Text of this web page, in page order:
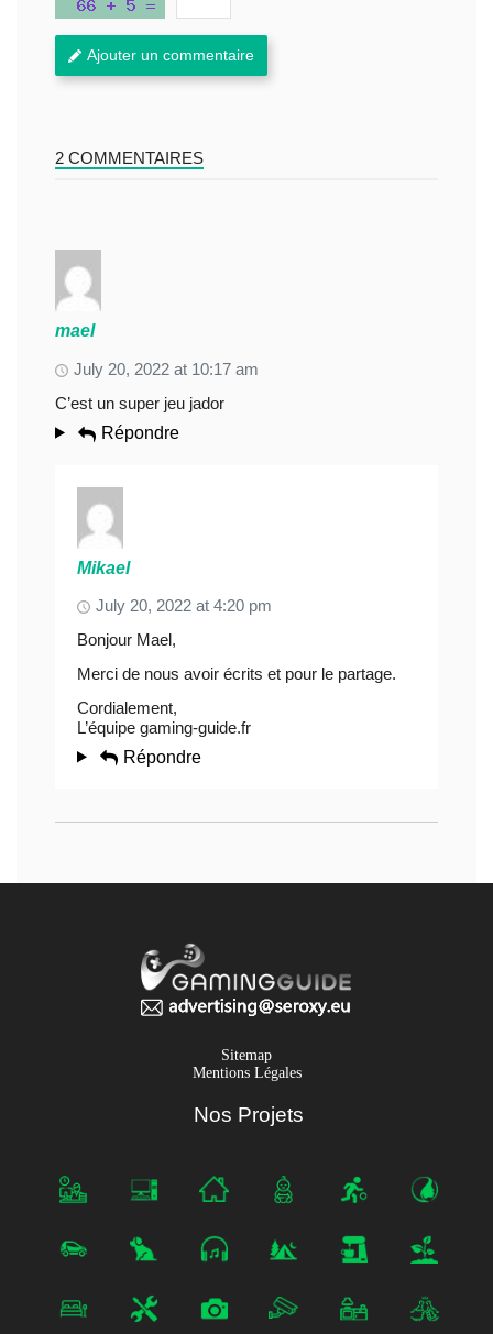
Ajouter un commentaire
2 COMMENTAIRES
mael
July 20, 2022 at 10:17 am
C’est un super jeu jador
Répondre
Mikael
July 20, 2022 at 4:20 pm
Bonjour Mael,
Merci de nous avoir écrits et pour le partage.
Cordialement,
L’équipe gaming-guide.fr
Répondre
Sitemap
Mentions Légales
Nos Projets